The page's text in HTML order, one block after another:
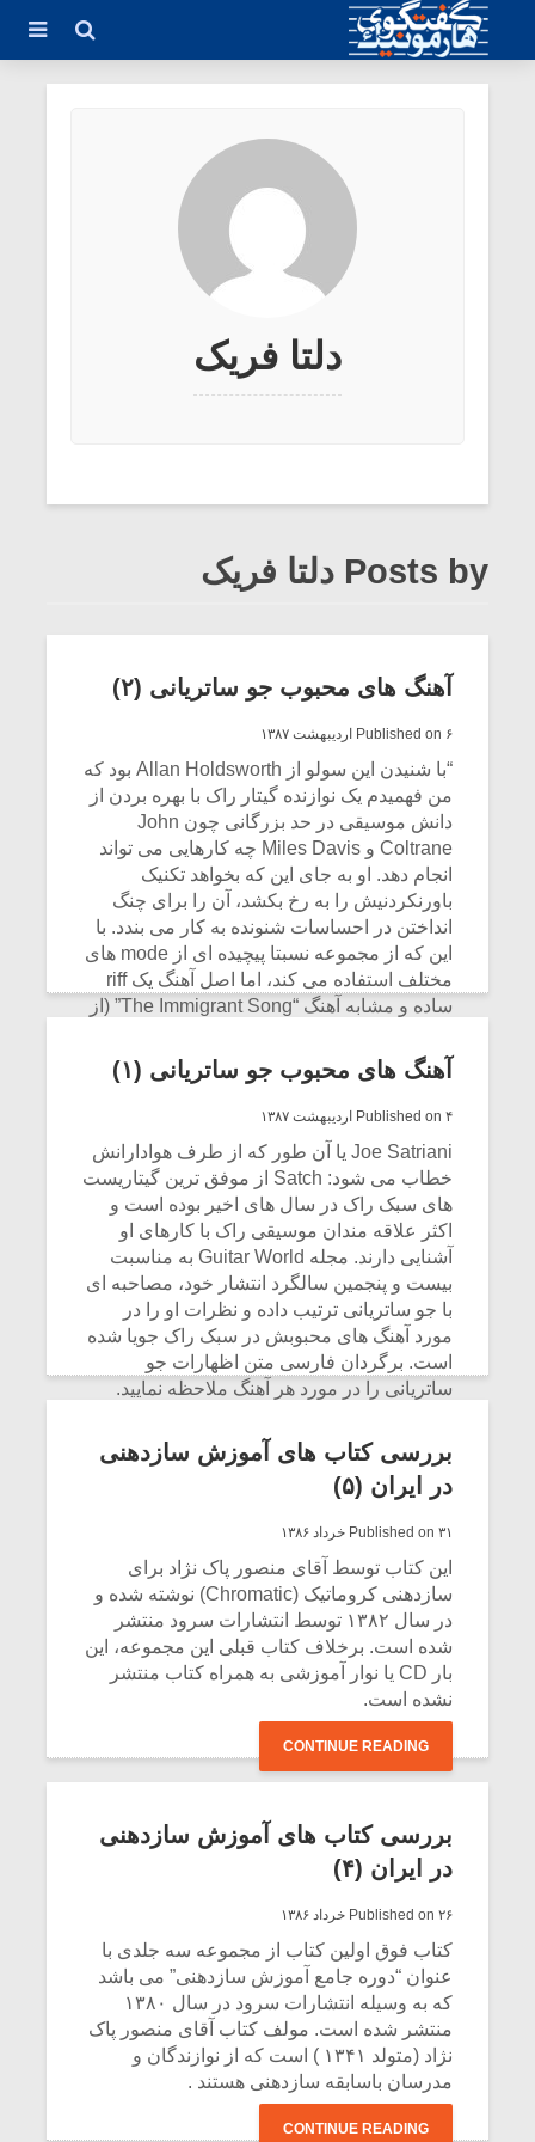
دلتا فریک
Posts by دلتا فریک
آهنگ های محبوب جو ساتریانی (۲)
Published on ۶ اردیبهشت ۱۳۸۷
“با شنیدن این سولو از Allan Holdsworth بود که
من فهمیدم یک نوازنده گیتار راک با بهره بردن از
دانش موسیقی در حد بزرگانی چون John
Coltrane و Miles Davis چه کارهایی می تواند
انجام دهد. او به جای این که بخواهد تکنیک
باورنکردنیش را به رخ بکشد، آن را برای چنگ
انداختن در احساسات شنونده به کار می بندد. با
این که از مجموعه نسبتا پیچیده ای از mode های
مختلف استفاده می کند، اما اصل آهنگ یک riff
ساده و مشابه آهنگ “The Immigrant Song” (از
سبک Fusion ترکیب شده است.
آهنگ های محبوب جو ساتریانی (۱)
Published on ۴ اردیبهشت ۱۳۸۷
Joe Satriani یا آن طور که از طرف هوادارانش
خطاب می شود: Satch از موفق ترین گیتاریست
های سبک راک در سال های اخیر بوده است و
اکثر علاقه مندان موسیقی راک با کارهای او
آشنایی دارند. مجله Guitar World به مناسبت
بیست و پنجمین سالگرد انتشار خود، مصاحبه ای
با جو ساتریانی ترتیب داده و نظرات او را در
مورد آهنگ های محبوبش در سبک راک جویا شده
است. برگردان فارسی متن اظهارات جو
ساتریانی را در مورد هر آهنگ ملاحظه نمایید.
همین جهت بخش هایی از هر سولو نیز برای
خوانندگان این مطلب انتخاب شده است.
بررسی کتاب های آموزش سازدهنی
در ایران (۵)
Published on ۳۱ خرداد ۱۳۸۶
این کتاب توسط آقای منصور پاک نژاد برای
سازدهنی کروماتیک (Chromatic) نوشته شده و
در سال ۱۳۸۲ توسط انتشارات سرود منتشر
شده است. برخلاف کتاب قبلی این مجموعه، این
بار CD یا نوار آموزشی به همراه کتاب منتشر
نشده است.
CONTINUE READING
بررسی کتاب های آموزش سازدهنی
در ایران (۴)
Published on ۲۶ خرداد ۱۳۸۶
کتاب فوق اولین کتاب از مجموعه سه جلدی با
عنوان “دوره جامع آموزش سازدهنی” می باشد
که به وسیله انتشارات سرود در سال ۱۳۸۰
منتشر شده است. مولف کتاب آقای منصور پاک
نژاد (متولد ۱۳۴۱ ) است که از نوازندگان و
مدرسان باسابقه سازدهنی هستند .
CONTINUE READING
میکلوش روژا
یادداشتی بر موسیقی
متن فیلم «متری
شیش و نیم»
اگر نمی توانی
بدنام ترین باش